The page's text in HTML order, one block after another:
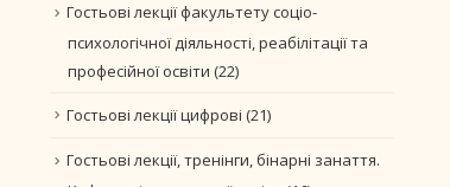
Гостьові лекції факультету соціо-
психологічної діяльності, реабілітації та
професійної освіти (22)
Гостьові лекції цифрові (21)
Гостьові лекції, тренінги, бінарні занаття.